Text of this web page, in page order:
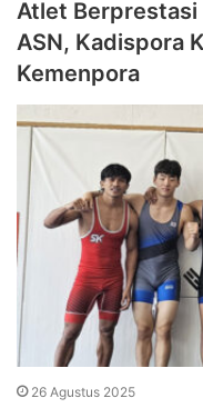
Atlet Berprestasi
ASN, Kadispora
Kemenpora
26 Agustus 2025